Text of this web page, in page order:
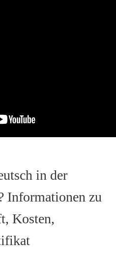
in der
Informationen zu
Kosten,